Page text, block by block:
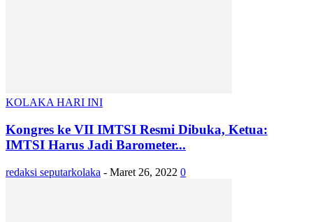
KOLAKA HARI INI
Kongres ke VII IMTSI Resmi Dibuka, Ketua:
IMTSI Harus Jadi Barometer...
redaksi seputarkolaka - Maret 26, 2022 0